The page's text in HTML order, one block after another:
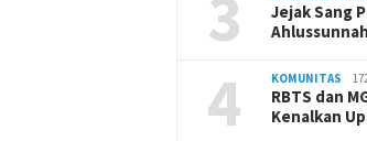
3
Jejak Sang
4 KOMUNITAS
RBTS dan
Kenalkan